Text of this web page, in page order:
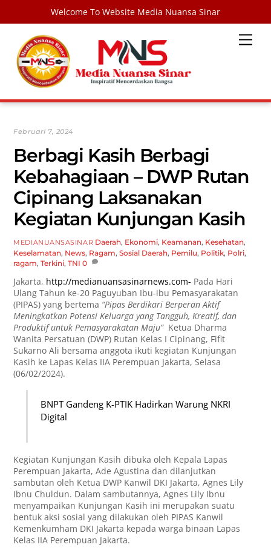
Welcome To Website Media Nuansa Sinar
content
Februari 7, 2024
Berbagi Kasih Berbagi
Kebahagiaan – DWP Rutan
Cipinang Laksanakan
Kegiatan Kunjungan Kasih
MEDIANUANSASINAR Daerah, Ekonomi, Keamanan, Kesehatan,
Keselamatan, News, Ragam,Sosial Daerah, Pemilu, Politik, Polri,
ragam,Terkini,TNI 0
Jakarta, http://medianuansasinarnews.com- Pada Hari
Ulang Tahun ke-20 Paguyuban Ibu-ibu Pemasyarakatan
(PIPAS) yang bertema “Pipas Berdikari Berperan Aktif
Meningkatkan Potensi Keluarga yang Tangguh, Kreatif, dan
Produktif untuk Pemasyarakatan Maju”Ketua Dharma
Wanita Persatuan (DWP) Rutan Kelas I Cipinang, Fifit
Sukarno Ali bersama anggota ikuti kegiatan Kunjungan
Kasih ke Lapas Kelas IIA Perempuan Jakarta, Selasa
(06/02/2024).
BNPT Gandeng K-PTIK Hadirkan Warung NKRI
Digital
Kegiatan Kunjungan Kasih dibuka oleh Kepala Lapas
Perempuan Jakarta, Ade Agustina dan dilanjutkan
sambutan oleh Ketua DWP Kanwil DKI Jakarta, Agnes Lily
Ibnu Chuldun. Dalam sambutannya, Agnes Lily Ibnu
menyampaikan Kunjungan Kasih ini merupakan suatu
bentuk aksi sosial yang dilakukan oleh PIPAS Kanwil
Kemenkumham DKI Jakarta kepada warga binaan Lapas
Kelas IIA Perempuan Jakarta.